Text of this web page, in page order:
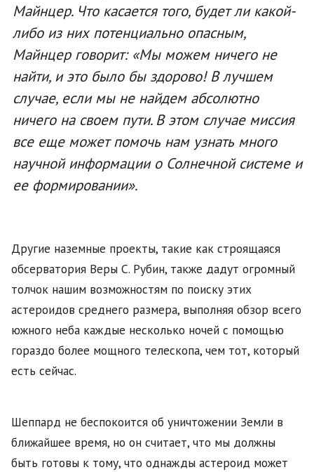
Майнцер. Что касается того, будет ли какой-
либо из них потенциально опасным,
Майнцер говорит: «Мы можем ничего не
найти, и это было бы здорово! В лучшем
случае, если мы не найдем абсолютно
ничего на своем пути. В этом случае миссия
все еще может помочь нам узнать много
научной информации о Солнечной системе и
ее формировании».
Другие наземные проекты, такие как строящаяся
обсерватория Веры С. Рубин, также дадут огромный
толчок нашим возможностям по поиску этих
астероидов среднего размера, выполняя обзор всего
южного неба каждые несколько ночей с помощью
гораздо более мощного телескопа, чем тот, который
есть сейчас.
Шеппард не беспокоится об уничтожении Земли в
ближайшее время, но он считает, что мы должны
быть готовы к тому, что однажды астероид может